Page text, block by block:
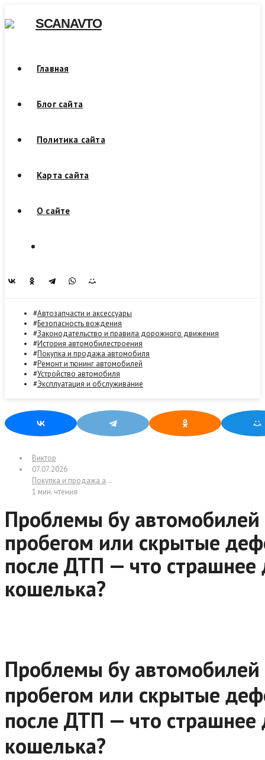
to
SCANAVTO
Главная
Блог сайта
Политика сайта
Карта сайта
О сайте
Автозапчасти и аксессуары
Безопасность вождения
Законодательство и правила дорожного движения
История автомобилестроения
Покупка и продажа автомобиля
Ремонт и тюнинг автомобилей
Устройство автомобиля
Эксплуатация и обслуживание
Виктор
07.07.2026
Покупка и продажа автомобиля
1 мин. чтения
Проблемы бу автомобилей с
пробегом или скрытые
после ДТП — что страшнее
кошелька?
Проблемы бу автомобилей
пробегом или скрытые
после ДТП — что страшнее
кошелька?